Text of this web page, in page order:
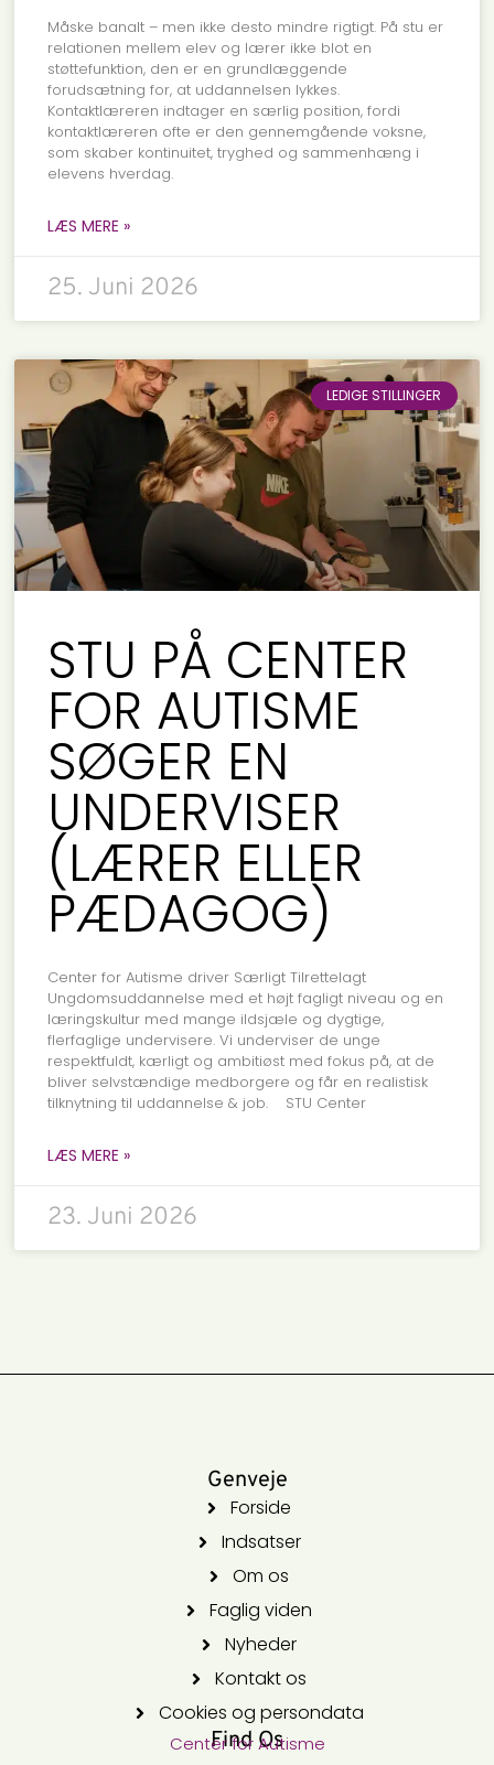
Måske banalt – men ikke desto mindre rigtigt. På stu er
relationen mellem elev og lærer ikke blot en
støttefunktion, den er en grundlæggende
forudsætning for, at uddannelsen lykkes.
Kontaktlæreren indtager en særlig position, fordi
kontaktlæreren ofte er den gennemgående voksne,
som skaber kontinuitet, tryghed og sammenhæng i
elevens hverdag.
LÆS MERE »
25. Juni 2026
LEDIGE STILLINGER
STU PÅ CENTER
FOR AUTISME
SØGER EN
UNDERVISER
(LÆRER ELLER
PÆDAGOG)
Center for Autisme driver Særligt Tilrettelagt
Ungdomsuddannelse med et højt fagligt niveau og en
læringskultur med mange ildsjæle og dygtige,
flerfaglige undervisere. Vi underviser de unge
respektfuldt, kærligt og ambitiøst med fokus på, at de
bliver selvstændige medborgere og får en realistisk
tilknytning til uddannelse & job. STU Center
LÆS MERE »
23. Juni 2026
Genveje
Forside
Indsatser
Om os
Faglig viden
Nyheder
Kontakt os
Cookies og persondata
Find Os
Center for Autisme​